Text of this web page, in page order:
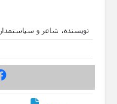
نویسنده، شاعر و سیاستمدار